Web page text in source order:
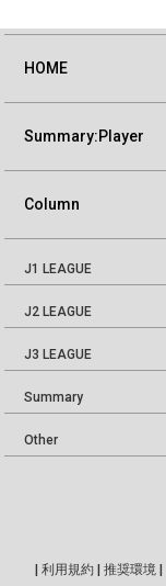
HOME
Summary:Player
Column
J1 LEAGUE
J2 LEAGUE
J3 LEAGUE
Summary
Other
| 利用規約 | 推奨環境 |